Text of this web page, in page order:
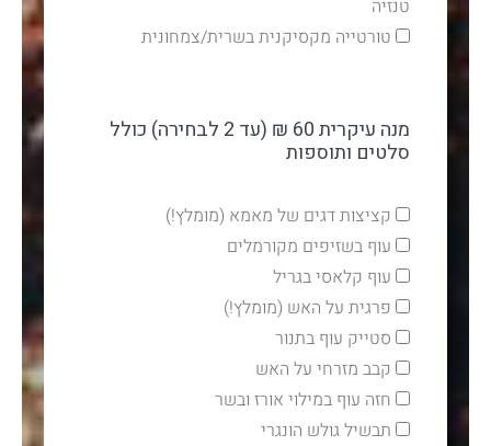
טנזיה
טורטייה מקסיקנית בשרית/צמחונית
מנה עיקרית 60 ₪ (עד 2 לבחירה) כולל
סלטים ותוספות
קציצות דגים של מאמא (מומלץ!)
עוף בשזיפים מקורמלים
עוף קלאסי בגריל
פרגית על האש (מומלץ!)
סטייק עוף בתנור
קבב מזרחי על האש
חזה עוף במילוי אורז ובשר
תבשיל גולש הונגרי